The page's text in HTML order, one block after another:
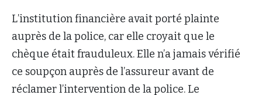
L’institution financière avait porté plainte
auprès de la police, car elle croyait que le
chèque était frauduleux. Elle n’a jamais vérifié
ce soupçon auprès de l’assureur avant de
réclamer l’intervention de la police. Le